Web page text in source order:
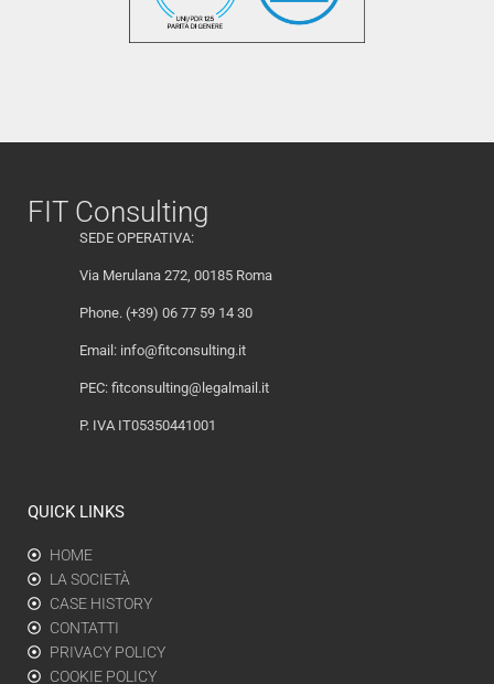
FIT Consulting
SEDE OPERATIVA:
Via Merulana 272, 00185 Roma
Phone. (+39) 06 77 59 14 30
Email: info@fitconsulting.it
PEC: fitconsulting@legalmail.it
P. IVA IT05350441001
QUICK LINKS
HOME
LA SOCIETÀ
CASE HISTORY
CONTATTI
PRIVACY POLICY
COOKIE POLICY